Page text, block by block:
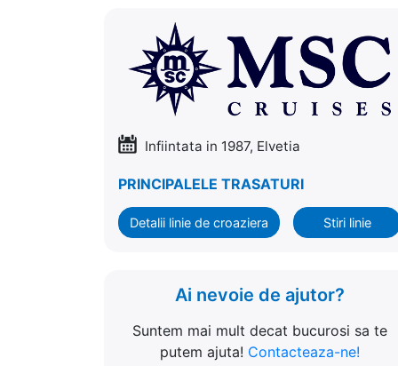
Infiintata in 1987, Elvetia
PRINCIPALELE TRASATURI
Detalii linie de croaziera Stiri linie
Ai nevoie de ajutor?
Suntem mai mult decat bucurosi sa te
putem ajuta! Contacteaza-ne!